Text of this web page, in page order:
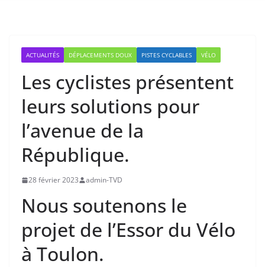
ACTUALITÉS DÉPLACEMENTS DOUX PISTES CYCLABLES VÉLO
Les cyclistes présentent
leurs solutions pour
l’avenue de la
République.
28 février 2023 admin-TVD
Nous soutenons le
projet de l’Essor du Vélo
à Toulon.